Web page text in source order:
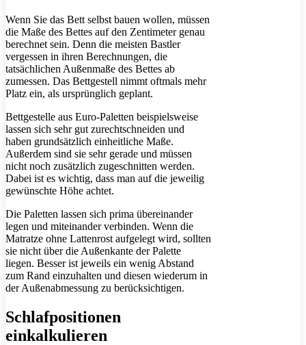
Wenn Sie das Bett selbst bauen wollen, müssen
die Maße des Bettes auf den Zentimeter genau
berechnet sein. Denn die meisten Bastler
vergessen in ihren Berechnungen, die
tatsächlichen Außenmaße des Bettes ab
zumessen. Das Bettgestell nimmt oftmals mehr
Platz ein, als ursprünglich geplant.
Bettgestelle aus Euro-Paletten beispielsweise
lassen sich sehr gut zurechtschneiden und
haben grundsätzlich einheitliche Maße.
Außerdem sind sie sehr gerade und müssen
nicht noch zusätzlich zugeschnitten werden.
Dabei ist es wichtig, dass man auf die jeweilig
gewünschte Höhe achtet.
Die Paletten lassen sich prima übereinander
legen und miteinander verbinden. Wenn die
Matratze ohne Lattenrost aufgelegt wird, sollten
sie nicht über die Außenkante der Palette
liegen. Besser ist jeweils ein wenig Abstand
zum Rand einzuhalten und diesen wiederum in
der Außenabmessung zu berücksichtigen.
Schlafpositionen
einkalkulieren